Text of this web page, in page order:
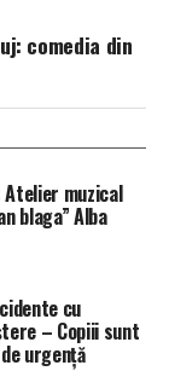
comedia din
muzical
blaga” Alba
cu
– Copiii sunt
urgență